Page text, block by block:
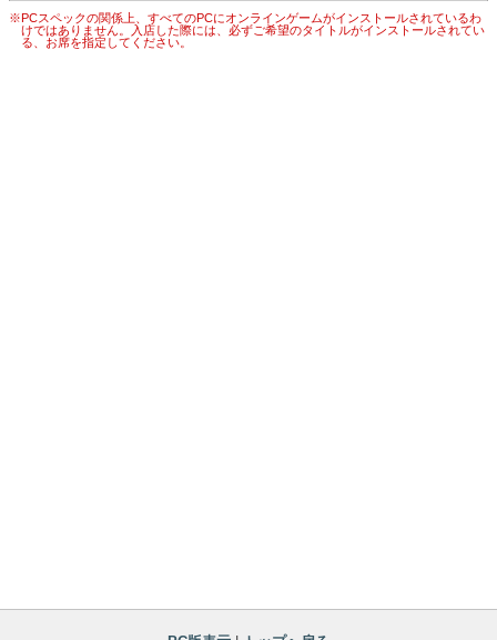
※PCスペックの関係上、すべてのPCにオンラインゲームがインストールされているわ
けではありません。入店した際には、必ずご希望のタイトルがインストールされてい
る、お席を指定してください。